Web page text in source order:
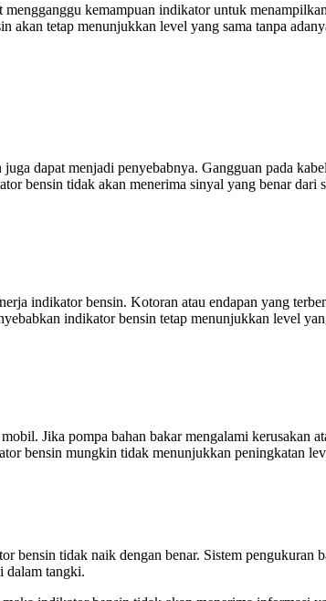
kemampuan indikator untuk
tetap menunjukkan level yang sama tanpa
dapat menjadi penyebabnya. Gangguan pada
bensin tidak akan menerima sinyal yang benar dari
indikator bensin. Kotoran atau endapan yang
indikator bensin tetap menunjukkan level
Jika pompa bahan bakar mengalami kerusakan
bensin mungkin tidak menunjukkan peningkatan
bensin tidak naik dengan benar. Sistem pengukuran
dalam tangki.